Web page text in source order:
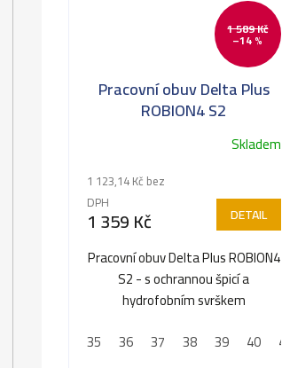
1 589 Kč
–14 %
Pracovní obuv Delta Plus
ROBION4 S2
Skladem
1 123,14 Kč bez
DPH
1 359 Kč DETAIL
Pracovní obuv Delta Plus ROBION4
S2 - s ochrannou špicí a
hydrofobním svrškem
35
36 37 38 39 40 41